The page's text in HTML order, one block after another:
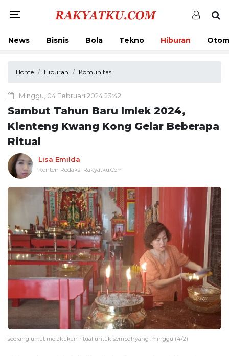
News Bisnis Bola Tekno Hiburan
Home Hiburan Komunitas
Minggu, 04 Februari 2024 23:42
Sambut Tahun Baru Imlek 2024,
Klenteng Kwang Kong Gelar Beberapa
Ritual
Lisa Emilda
Konten Redaksi Rakyatku.Com
seorang umat melakukan ritual untuk sembahyang ,minggu (4/2)